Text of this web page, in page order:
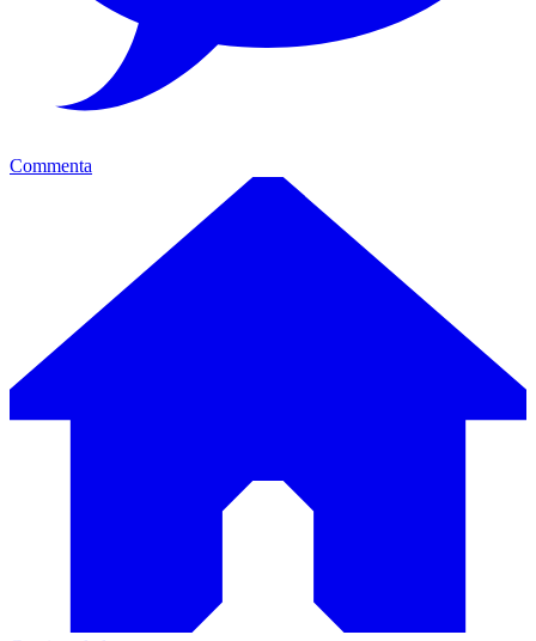
Commenta